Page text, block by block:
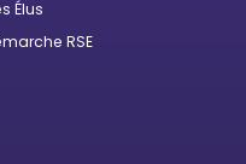
Élus
RSE